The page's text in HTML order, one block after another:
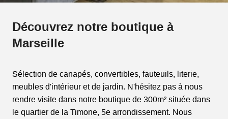
Découvrez notre boutique à
Marseille
Sélection de canapés, convertibles, fauteuils, literie,
meubles d'intérieur et de jardin. N'hésitez pas à nous
rendre visite dans notre boutique de 300m² située dans
le quartier de la Timone, 5e arrondissement. Nous